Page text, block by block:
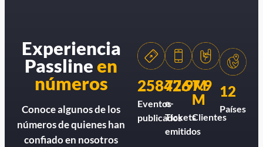
Experiencia
Passlineen
números
Conoce algunos de los
números de quienes han
confiado en nosotros
258426
Eventos
publicados
77.9M
e-
Tickets
emitidos
7.9
M
Clientes
12
Países